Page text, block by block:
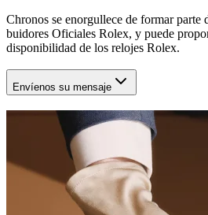
Chronos se enorgullece de formar
buidores Oficiales Rolex, y puede
disponibilidad de los relojes Rolex.
Envíenos su mensaje